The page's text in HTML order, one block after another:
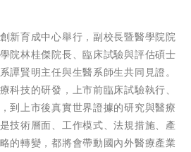
新育成中心舉行，副校長暨醫學院院
院林桂傑院長、臨床試驗與評估碩士
譚賢明主任與生醫系師生共同見證。
科技的研發，上市前臨床試驗執行、
到上市後真實世界證據的研究與醫療
技術層面、工作模式、法規措施、產
的轉變，都將會帶動國內外醫療產業